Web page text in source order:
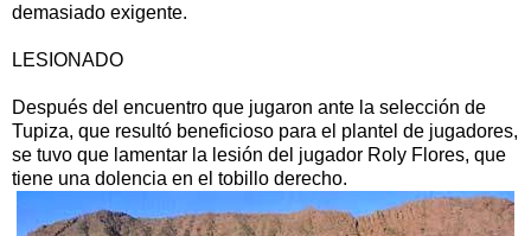
demasiado exigente.
LESIONADO
Después del encuentro que jugaron ante la selección de
Tupiza, que resultó beneficioso para el plantel de jugadores,
se tuvo que lamentar la lesión del jugador Roly Flores, que
tiene una dolencia en el tobillo derecho.